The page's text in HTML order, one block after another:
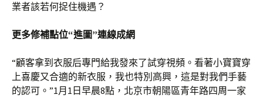
業者該若何捉住機遇？
更多修補點位“進圖”連線成網
“顧客拿到衣服后專門給我發來了試穿視頻。看著小寶寶穿
上喜慶又合適的新衣服，我也特別高興，這是對我們手藝
的認可。”1月1日早晨8點，北京市朝陽區青年路四周一家